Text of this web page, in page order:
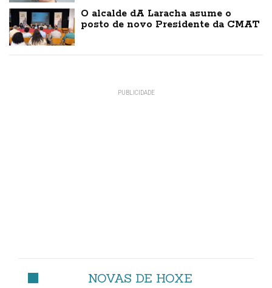
O alcalde dA Laracha asume o
posto de novo Presidente da CMAT
NOVAS DE HOXE